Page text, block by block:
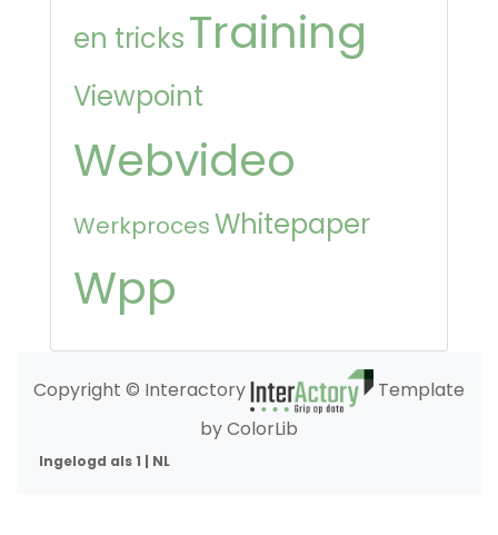
en tricksTraining
Viewpoint
Webvideo
WerkprocesWhitepaper
Wpp
Copyright © Interactory
Template
by ColorLib
Ingelogd als 1 | NL